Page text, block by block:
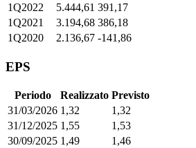
1Q2022
5.444,61 391,17
1Q2021
3.194,68 386,18
1Q2020
2.136,67 -141,86
EPS
Periodo Realizzato Previsto
31/03/2026 1,32
1,32
31/12/2025 1,55
1,53
30/09/2025 1,49
1,46